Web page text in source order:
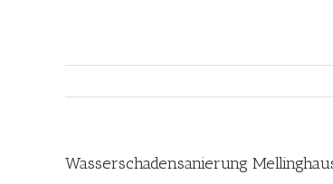
Wasserschadensanierung